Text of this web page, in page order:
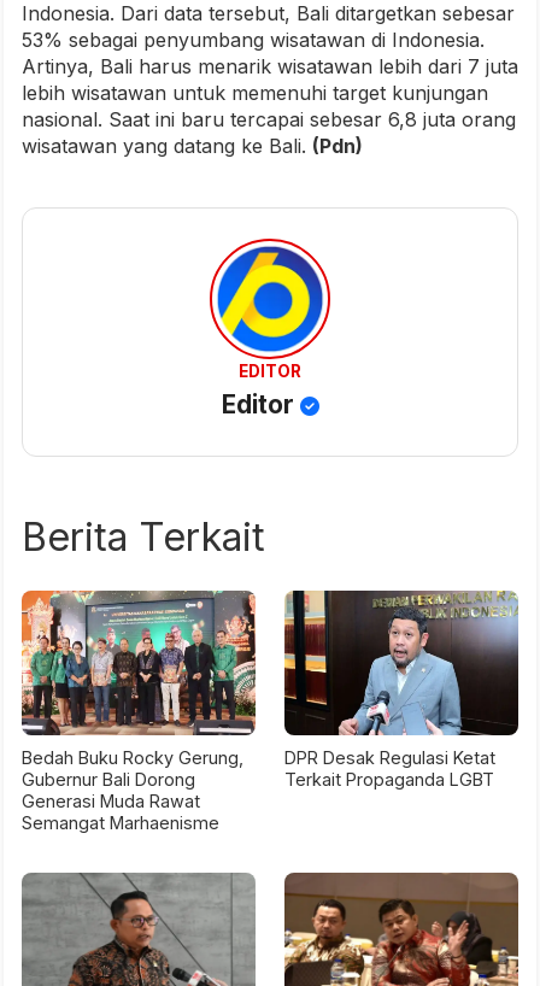
Indonesia. Dari data tersebut, Bali ditargetkan sebesar
53% sebagai penyumbang wisatawan di Indonesia.
Artinya, Bali harus menarik wisatawan lebih dari 7 juta
lebih wisatawan untuk memenuhi target kunjungan
nasional. Saat ini baru tercapai sebesar 6,8 juta orang
wisatawan yang datang ke Bali. (Pdn)
EDITOR
Editor
Berita Terkait
Bedah Buku Rocky Gerung,
Gubernur Bali Dorong
Generasi Muda Rawat
Semangat Marhaenisme
DPR Desak Regulasi Ketat
Terkait Propaganda LGBT